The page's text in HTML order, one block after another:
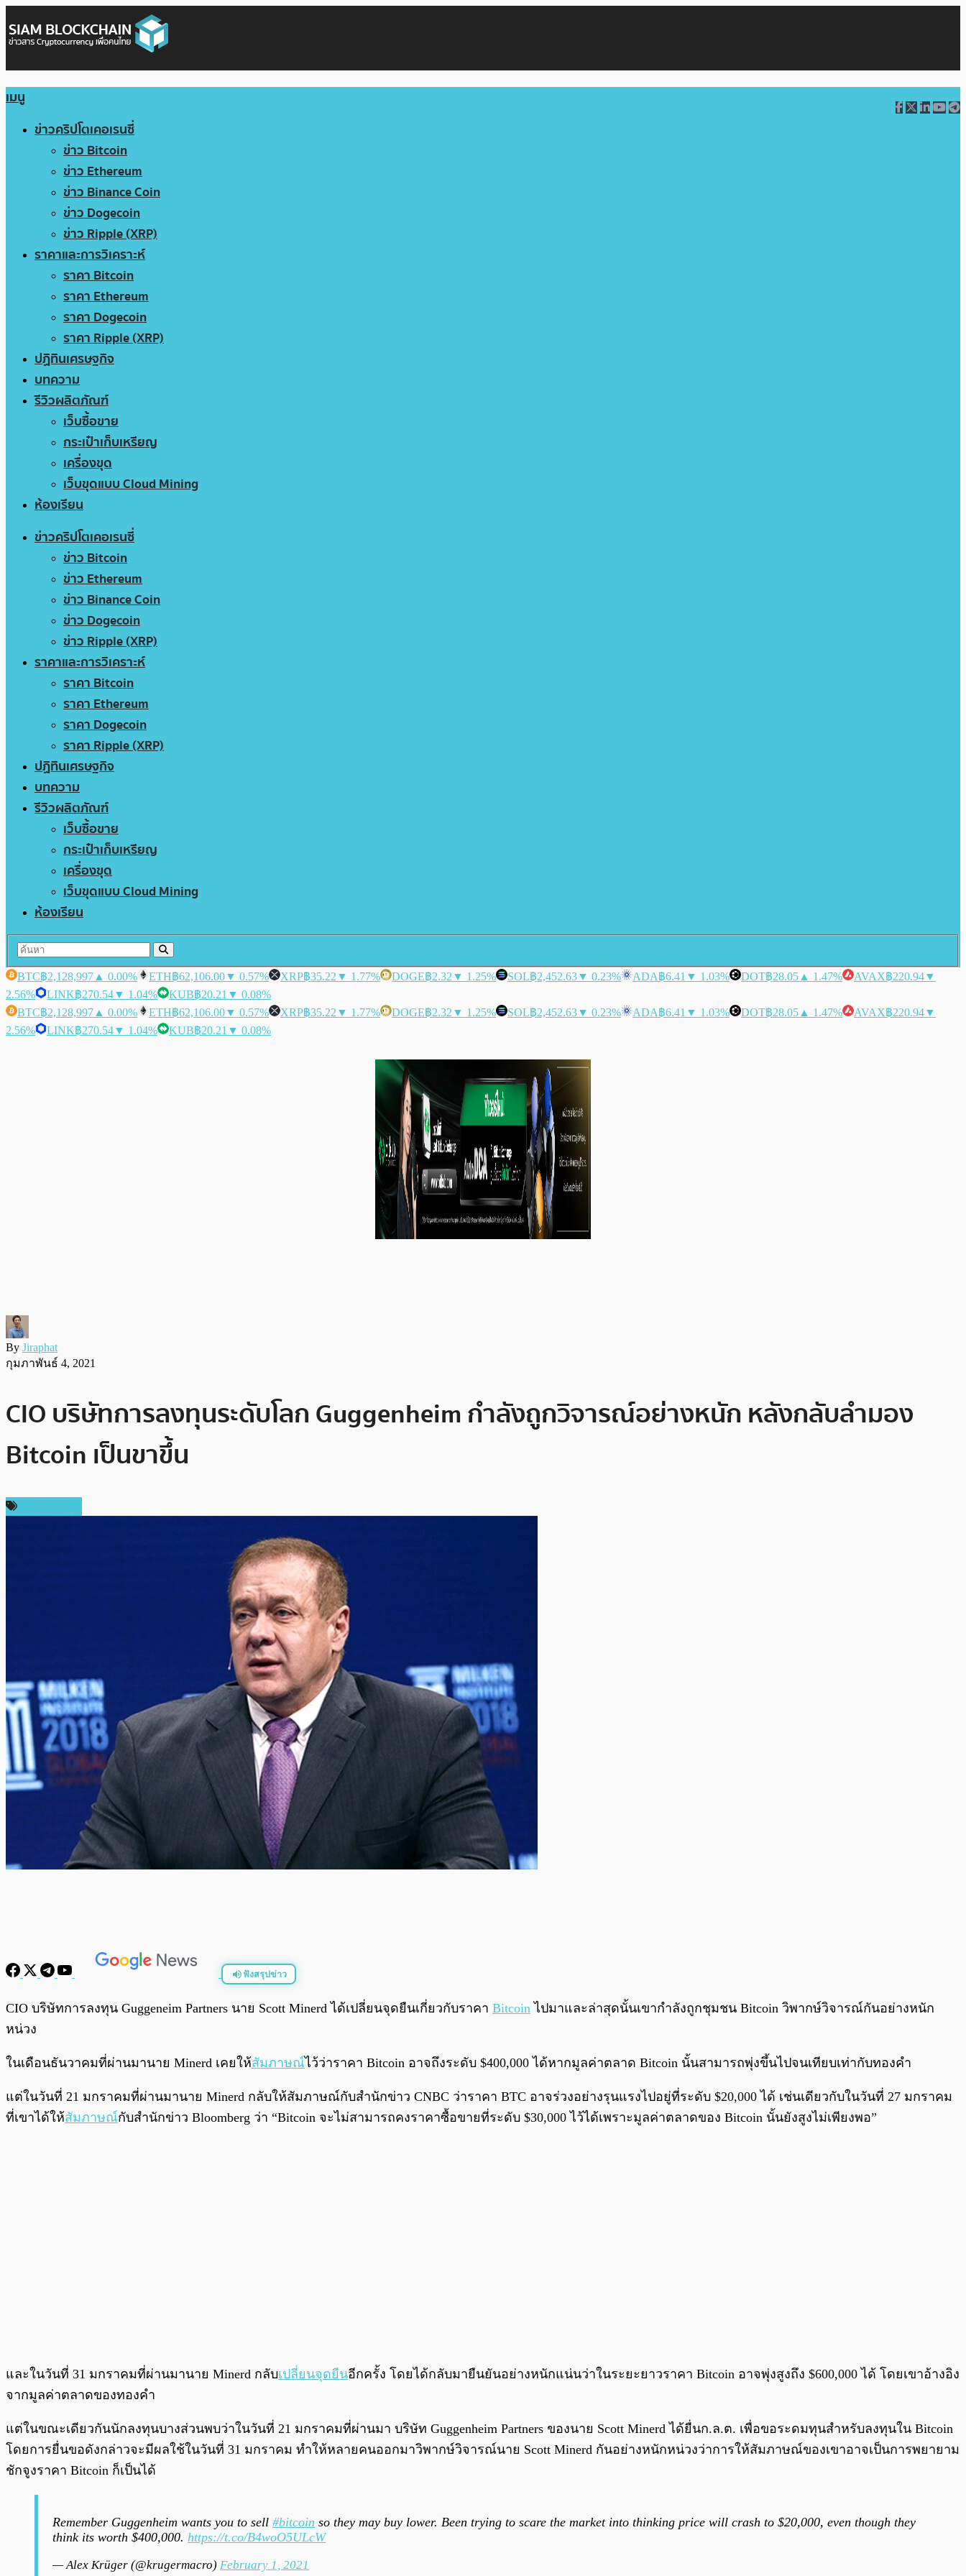
เมนู
ข่าวคริปโตเคอเรนซี่
ข่าว Bitcoin
ข่าว Ethereum
ข่าว Binance Coin
ข่าว Dogecoin
ข่าว Ripple (XRP)
ราคาและการวิเคราะห์
ราคา Bitcoin
ราคา Ethereum
ราคา Dogecoin
ราคา Ripple (XRP)
ปฏิทินเศรษฐกิจ
บทความ
รีวิวผลิตภัณฑ์
เว็บซื้อขาย
กระเป๋าเก็บเหรียญ
เครื่องขุด
เว็บขุดแบบ Cloud Mining
ห้องเรียน
ข่าวคริปโตเคอเรนซี่
ข่าว Bitcoin
ข่าว Ethereum
ข่าว Binance Coin
ข่าว Dogecoin
ข่าว Ripple (XRP)
ราคาและการวิเคราะห์
ราคา Bitcoin
ราคา Ethereum
ราคา Dogecoin
ราคา Ripple (XRP)
ปฏิทินเศรษฐกิจ
บทความ
รีวิวผลิตภัณฑ์
เว็บซื้อขาย
กระเป๋าเก็บเหรียญ
เครื่องขุด
เว็บขุดแบบ Cloud Mining
ห้องเรียน
BTC฿2,128,997 ▲ 0.00% ETH฿62,106.00▼ 0.57% XRP฿35.22 ▼ 1.77% DOGE฿2.32 ▼ 1.25% SOL฿2,452.63▼ 0.23% ADA฿6.41 ▼ 1.03% DOT฿28.05 ▲ 1.47% AVAX฿220.94▼
2.56%
LINK฿270.54▼ 1.04% KUB฿20.21 ▼ 0.08%
BTC฿2,128,997 ▲ 0.00% ETH฿62,106.00▼ 0.57% XRP฿35.22 ▼ 1.77% DOGE฿2.32 ▼ 1.25% SOL฿2,452.63▼ 0.23% ADA฿6.41 ▼ 1.03% DOT฿28.05 ▲ 1.47% AVAX฿220.94▼
2.56%
LINK฿270.54▼ 1.04% KUB฿20.21 ▼ 0.08%
By Jiraphat
กุมภาพันธ์ 4, 2021
CIO บริษัทการลงทุนระดับโลก Guggenheim กำลังถูกวิจารณ์อย่างหนัก หลังกลับลำมอง
Bitcoin เป็นขาขึ้น
ฟังสรุปข่าว
พร้อมเล่น 0:00 0:00
CIO บริษัทการลงทุน Guggeneim Partners นาย Scott Minerd ได้เปลี่ยนจุดยืนเกี่ยวกับราคา Bitcoin ไปมาและล่าสุดนั้นเขากำลังถูกชุมชน Bitcoin วิพากษ์วิจารณ์กันอย่างหนัก
หน่วง
ในเดือนธันวาคมที่ผ่านมานาย Minerd เคยให้สัมภาษณ์ไว้ว่าราคา Bitcoin อาจถึงระดับ $400,000 ได้หากมูลค่าตลาด Bitcoin นั้นสามารถพุ่งขึ้นไปจนเทียบเท่ากับทองคำ
แต่ในวันที่ 21 มกราคมที่ผ่านมานาย Minerd กลับให้สัมภาษณ์กับสำนักข่าว CNBC ว่าราคา BTC อาจร่วงอย่างรุนแรงไปอยู่ที่ระดับ $20,000 ได้ เช่นเดียวกับในวันที่ 27 มกราคม
ที่เขาได้ให้สัมภาษณ์กับสำนักข่าว Bloomberg ว่า “Bitcoin จะไม่สามารถคงราคาซื้อขายที่ระดับ $30,000 ไว้ได้เพราะมูลค่าตลาดของ Bitcoin นั้นยังสูงไม่เพียงพอ”
และในวันที่ 31 มกราคมที่ผ่านมานาย Minerd กลับเปลี่ยนจุดยืนอีกครั้ง โดยได้กลับมายืนยันอย่างหนักแน่นว่าในระยะยาวราคา Bitcoin อาจพุ่งสูงถึง $600,000 ได้ โดยเขาอ้างอิง
จากมูลค่าตลาดของทองคำ
แต่ในขณะเดียวกันนักลงทุนบางส่วนพบว่าในวันที่ 21 มกราคมที่ผ่านมา บริษัท Guggenheim Partners ของนาย Scott Minerd ได้ยื่นก.ล.ต. เพื่อขอระดมทุนสำหรับลงทุนใน Bitcoin
โดยการยื่นขอดังกล่าวจะมีผลใช้ในวันที่ 31 มกราคม ทำให้หลายคนออกมาวิพากษ์วิจารณ์นาย Scott Minerd กันอย่างหนักหน่วงว่าการให้สัมภาษณ์ของเขาอาจเป็นการพยายาม
ชักจูงราคา Bitcoin ก็เป็นได้
Remember Guggenheim wants you to sell #bitcoin so they may buy lower. Been trying to scare the market into thinking price will crash to $20,000, even though they
think its worth $400,000. https://t.co/B4woO5ULcW
— Alex Krüger (@krugermacro) February 1, 2021